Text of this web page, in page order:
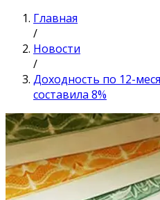
Главная
/
Новости
/
Доходность по 12-
составила 8%